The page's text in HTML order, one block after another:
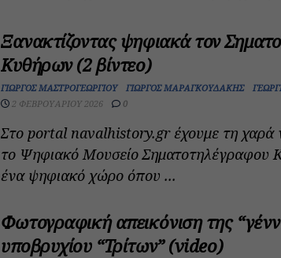
Ξανακτίζοντας ψηφιακά τον
Κυθήρων (2 βίντεο)
ΓΙΏΡΓΟΣ ΜΑΣΤΡΟΓΕΩΡΓΊΟΥ ΓΙΏΡΓΟΣ ΜΑΡΑΓΚΟΥΔΆΚΗΣ
2 ΦΕΒΡΟΥΑΡΊΟΥ 2026
0
Στο portal navalhistory.gr έχουμε τη χαρά
το Ψηφιακό Μουσείο Σηματοτηλέγραφου
ένα ψηφιακό χώρο όπου ...
Φωτογραφική απεικόνιση της
υποβρυχίου “Τρίτων” (video)